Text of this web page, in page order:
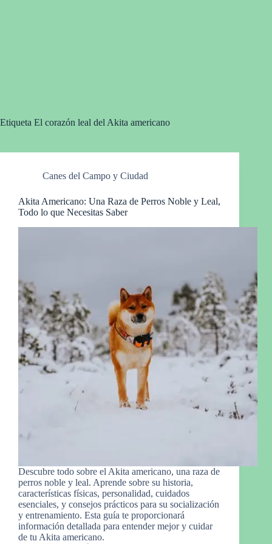
Etiqueta El corazón leal del Akita americano
Canes del Campo y Ciudad
Akita Americano: Una Raza de Perros Noble y Leal,
Todo lo que Necesitas Saber
Descubre todo sobre el Akita americano, una raza de
perros noble y leal. Aprende sobre su historia,
características físicas, personalidad, cuidados
esenciales, y consejos prácticos para su socialización
y entrenamiento. Esta guía te proporcionará
información detallada para entender mejor y cuidar
de tu Akita americano.